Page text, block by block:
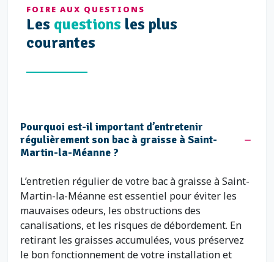
FOIRE AUX QUESTIONS
Les questions les plus
courantes
Pourquoi est-il important d’entretenir
régulièrement son bac à graisse à Saint-
Martin-la-Méanne ?
L’entretien régulier de votre bac à graisse à Saint-
Martin-la-Méanne est essentiel pour éviter les
mauvaises odeurs, les obstructions des
canalisations, et les risques de débordement. En
retirant les graisses accumulées, vous préservez
le bon fonctionnement de votre installation et